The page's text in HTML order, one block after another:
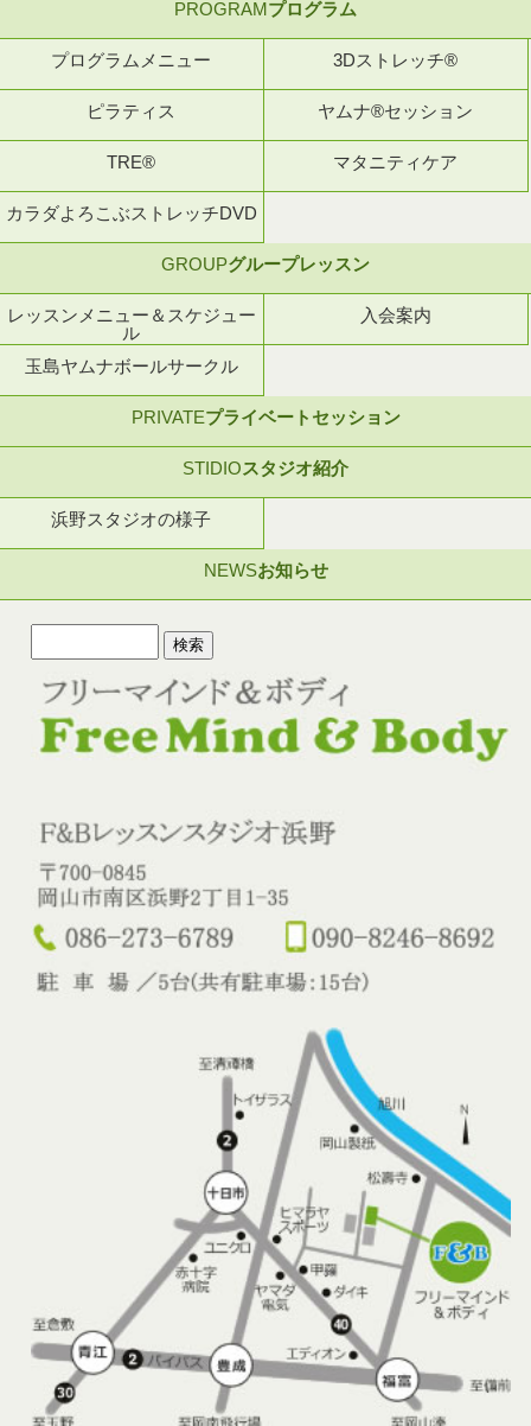
PROGRAMプログラム
プログラムメニュー 3Dストレッチ®
ピラティス ヤムナ®セッション
TRE® マタニティケア
カラダよろこぶストレッチDVD
GROUPグループレッスン
レッスンメニュー＆スケジュー
ル
入会案内
玉島ヤムナボールサークル
PRIVATEプライベートセッション
STIDIOスタジオ紹介
浜野スタジオの様子
NEWSお知らせ